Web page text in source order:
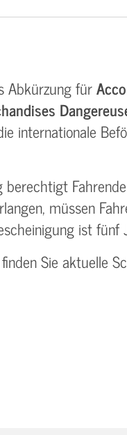
Abkürzung für
internationale
berechtigt
müssen
ist
finden Sie aktuelle